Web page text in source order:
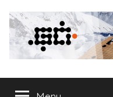
contenu
Club